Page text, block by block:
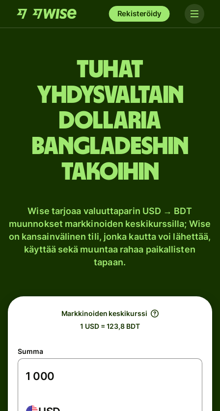
Rekisteröidy
tuhat
Yhdysvaltain
dollaria
Bangladeshin
takoihin
Wise tarjoaa valuuttaparin USD → BDT
muunnokset markkinoiden keskikurssilla; Wise
on kansainvälinen tili, jonka kautta voi lähettää,
käyttää sekä muuntaa rahaa paikallisten
tapaan.
Markkinoiden keskikurssi
1 USD = 123,8 BDT
Summa